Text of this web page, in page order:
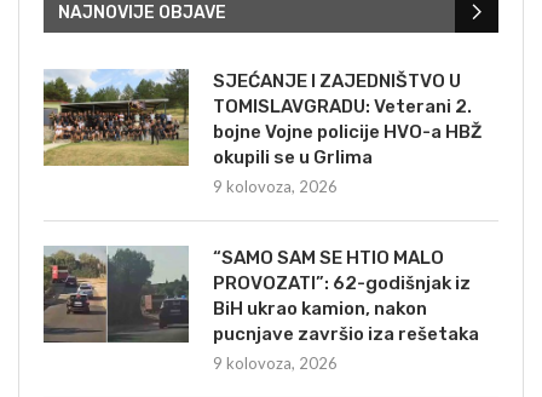
NAJNOVIJE OBJAVE
SJEĆANJE I ZAJEDNIŠTVO U
TOMISLAVGRADU: Veterani 2.
bojne Vojne policije HVO-a HBŽ
okupili se u Grlima
9 kolovoza, 2026
“SAMO SAM SE HTIO MALO
PROVOZATI”: 62-godišnjak iz
BiH ukrao kamion, nakon
pucnjave završio iza rešetaka
9 kolovoza, 2026